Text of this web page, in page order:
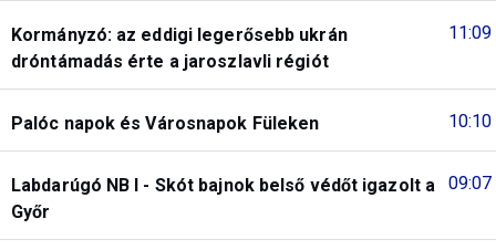
11:09
Kormányzó: az eddigi legerősebb ukrán
dróntámadás érte a jaroszlavli régiót
10:10
Palóc napok és Városnapok Füleken
09:07
Labdarúgó NB I - Skót bajnok belső védőt igazolt a
Győr